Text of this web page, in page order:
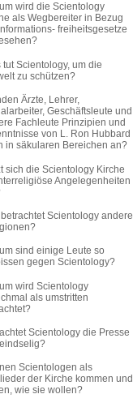
wird die Scientology
als Wegbereiter in Bezug
- freiheitsgesetze
tut Scientology, um die
zu schützen?
Ärzte, Lehrer,
Geschäftsleute und
Fachleute Prinzipien und
von L. Ron Hubbard
in säkularen Bereichen an?
sich die Scientology Kirche
Angelegenheiten
Scientology andere
sind einige Leute so
gegen Scientology?
wird Scientology
als umstritten
Scientology die Presse
Scientologen als
der Kirche kommen und
wie sie wollen?